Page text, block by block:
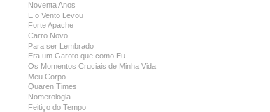
Noventa Anos
E o Vento Levou
Forte Apache
Carro Novo
Para ser Lembrado
Era um Garoto que como Eu
Os Momentos Cruciais de Minha Vida
Meu Corpo
Quaren Times
Nomerologia
Feitiço do Tempo